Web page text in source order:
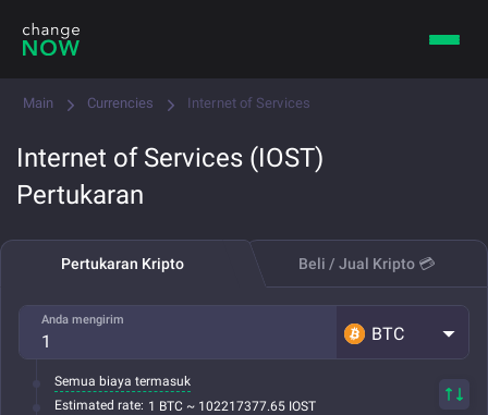
Main Currencies Internet of Services
Internet of Services (IOST)
Pertukaran
Pertukaran Kripto Beli / Jual Kripto 💳
Anda mengirim
BTC
Semua biaya termasuk
Estimated rate: 1 BTC ~ 102217377.65 IOST